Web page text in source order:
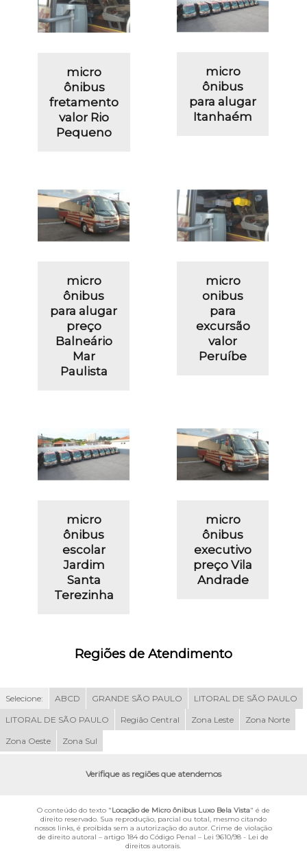
micro
ônibus
fretamento
valor Rio
Pequeno
micro
ônibus
para alugar
Itanhaém
micro
ônibus
para alugar
preço
Balneário
Mar
Paulista
micro
onibus
para
excursão
valor
Peruíbe
micro
ônibus
escolar
Jardim
Santa
Terezinha
micro
ônibus
executivo
preço Vila
Andrade
Regiões de Atendimento
Selecione: ABCD GRANDE SÃO PAULO LITORAL DE SÃO PAULO
LITORAL DE SÃO PAULO Região Central Zona Leste Zona Norte
Zona Oeste Zona Sul
Verifique as regiões que atendemos
O conteúdo do texto "Locação de Micro ônibus Luxo Bela Vista" é de
direito reservado. Sua reprodução, parcial ou total, mesmo citando
nossos links, é proibida sem a autorização do autor. Crime de violação
de direito autoral – artigo 184 do Código Penal – Lei 9610/98 - Lei de
direitos autorais.